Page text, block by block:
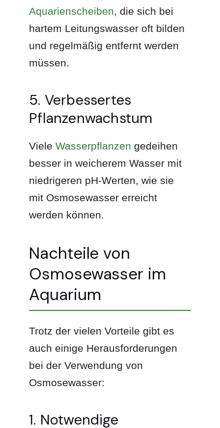
Aquarienscheiben, die sich bei
hartem Leitungswasser oft bilden
und regelmäßig entfernt werden
müssen.
5. Verbessertes
Pflanzenwachstum
VieleWasserpflanzen gedeihen
besser in weicherem Wasser mit
niedrigeren pH-Werten, wie sie
mit Osmosewasser erreicht
werden können.
Nachteile von
Osmosewasser im
Aquarium
Trotz der vielen Vorteile gibt es
auch einige Herausforderungen
bei der Verwendung von
Osmosewasser:
1. Notwendige